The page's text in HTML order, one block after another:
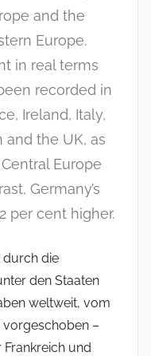
and the
Europe.
in real terms
recorded in
Ireland, Italy,
and the UK, as
Europe
Germany’s
per cent higher.
durch die
den Staaten
weltweit, vom
vorgeschoben –
und